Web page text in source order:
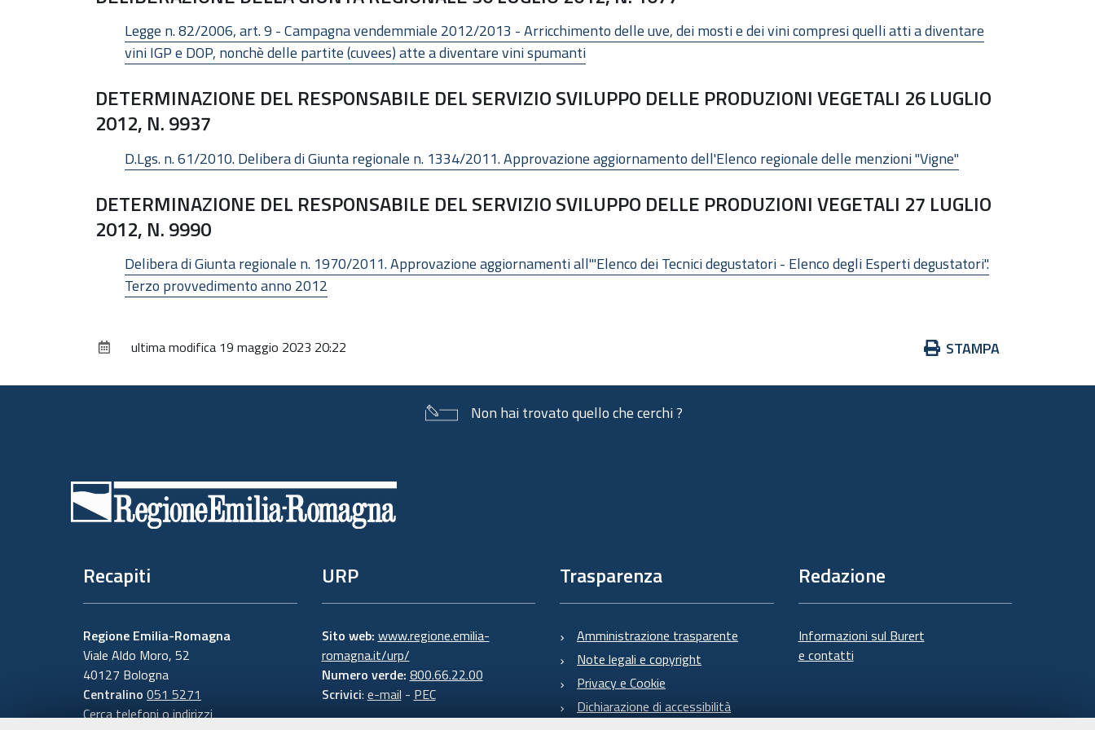
Legge n. 82/2006, art. 9 - Campagna vendemmiale 2012/2013 - Arricchimento delle uve, dei mosti e dei vini compresi quelli atti a diventare
vini IGP e DOP, nonchè delle partite (cuvees) atte a diventare vini spumanti
DETERMINAZIONE DEL RESPONSABILE DEL SERVIZIO SVILUPPO DELLE PRODUZIONI VEGETALI 26 LUGLIO
2012, N. 9937
D.Lgs. n. 61/2010. Delibera di Giunta regionale n. 1334/2011. Approvazione aggiornamento dell'Elenco regionale delle menzioni "Vigne"
DETERMINAZIONE DEL RESPONSABILE DEL SERVIZIO SVILUPPO DELLE PRODUZIONI VEGETALI 27 LUGLIO
2012, N. 9990
Delibera di Giunta regionale n. 1970/2011. Approvazione aggiornamenti all'"Elenco dei Tecnici degustatori - Elenco degli Esperti degustatori".
Terzo provvedimento anno 2012
Azioni
documento
STAMPA
ultima modifica 19 maggio 2023 20:22
Non hai trovato quello che cerchi ?
Recapiti
Regione Emilia-Romagna
Viale Aldo Moro, 52
40127 Bologna
Centralino 051 5271
Cerca telefoni o indirizzi
URP
Sito web: www.regione.emilia-
romagna.it/urp/
Numero verde: 800.66.22.00
Scrivici: e-mail - PEC
Trasparenza
Amministrazione trasparente
Note legali e copyright
Privacy e Cookie
Dichiarazione di accessibilità
Redazione
Informazioni sul Burert
e contatti